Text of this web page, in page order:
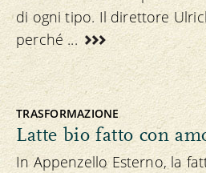
di ogni tipo. Il direttore
perché ...
TRASFORMAZIONE
Latte bio fatto con
In Appenzello Esterno, la